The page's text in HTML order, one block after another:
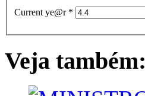
Current ye@r *
Veja também: